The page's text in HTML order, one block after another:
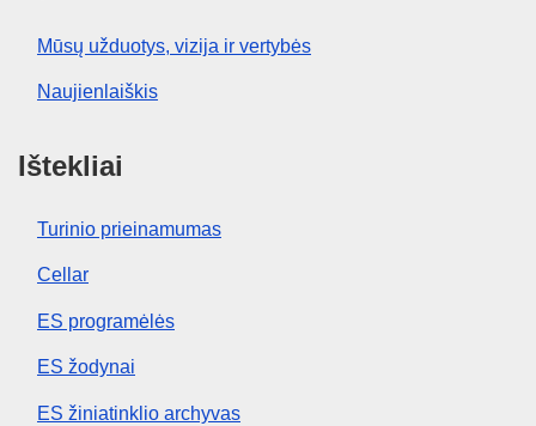
Mūsų užduotys, vizija ir vertybės
Naujienlaiškis
Ištekliai
Turinio prieinamumas
Cellar
ES programėlės
ES žodynai
ES žiniatinklio archyvas